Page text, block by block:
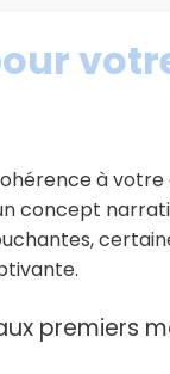
à votre
concept
premiers